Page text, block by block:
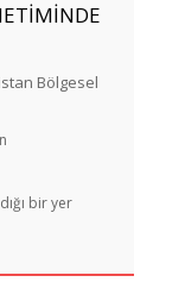
Bölgesel
bir yer